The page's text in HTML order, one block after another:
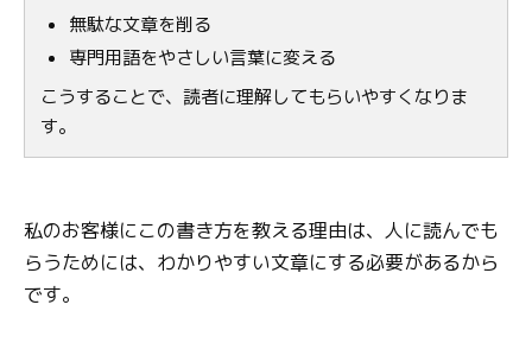
無駄な文章を削る
専門用語をやさしい言葉に変える
こうすることで、読者に理解してもらいやすくなりま
す。
私のお客様にこの書き方を教える理由は、人に読んでも
らうためには、わかりやすい文章にする必要があるから
です。